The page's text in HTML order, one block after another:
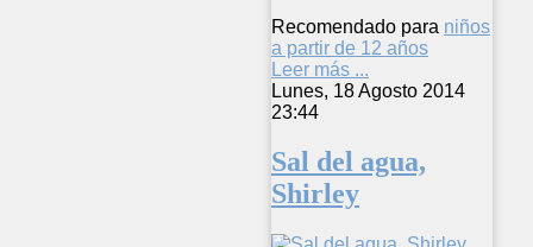
Recomendado para niños
a partir de 12 años
Leer más ...
Lunes, 18 Agosto 2014
23:44
Sal del agua,
Shirley